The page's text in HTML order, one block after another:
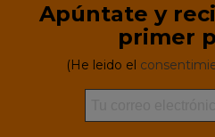
Apúntate y
primer
(He leido el